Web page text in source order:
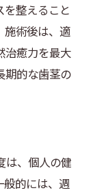
を整えること
施術後は、適
治癒力を最大
期的な歯茎の
は、個人の健
般的には、週